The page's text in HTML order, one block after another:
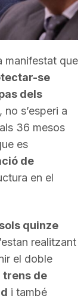
manifestat que
se
dels
s’esperi a
36 mesos
es
de
en el
quinze
realitzant
el doble
trens de
i també